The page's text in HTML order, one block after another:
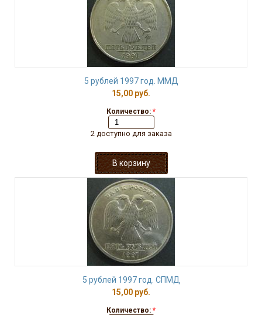
5 рублей 1997 год. ММД
15,00 руб.
Количество: *
2 доступно для заказа
5 рублей 1997 год. СПМД
15,00 руб.
Количество: *